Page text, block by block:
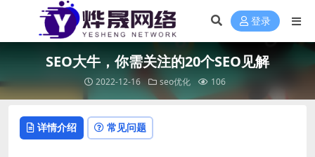
登录
SEO大牛，你需关注的20个SEO见解
2022-12-16 seo优化 106
详情介绍 常见问题